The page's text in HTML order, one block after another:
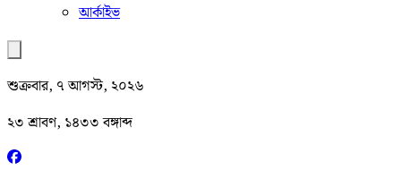
আর্কাইভ
শুক্রবার, ৭ আগস্ট, ২০২৬
২৩ শ্রাবণ, ১৪৩৩ বঙ্গাব্দ